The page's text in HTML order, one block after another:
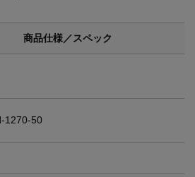
商品仕様／スペック
1270-50